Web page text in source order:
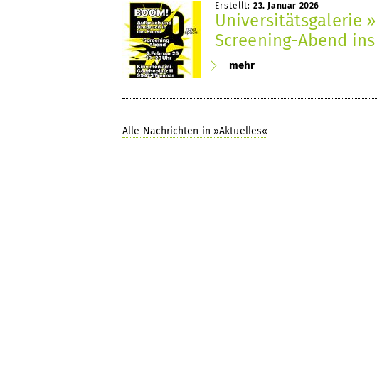
Erstellt: 23. Januar 2026
Universitätsgalerie
Screening-Abend
mehr
Alle Nachrichten in »Aktuelles«